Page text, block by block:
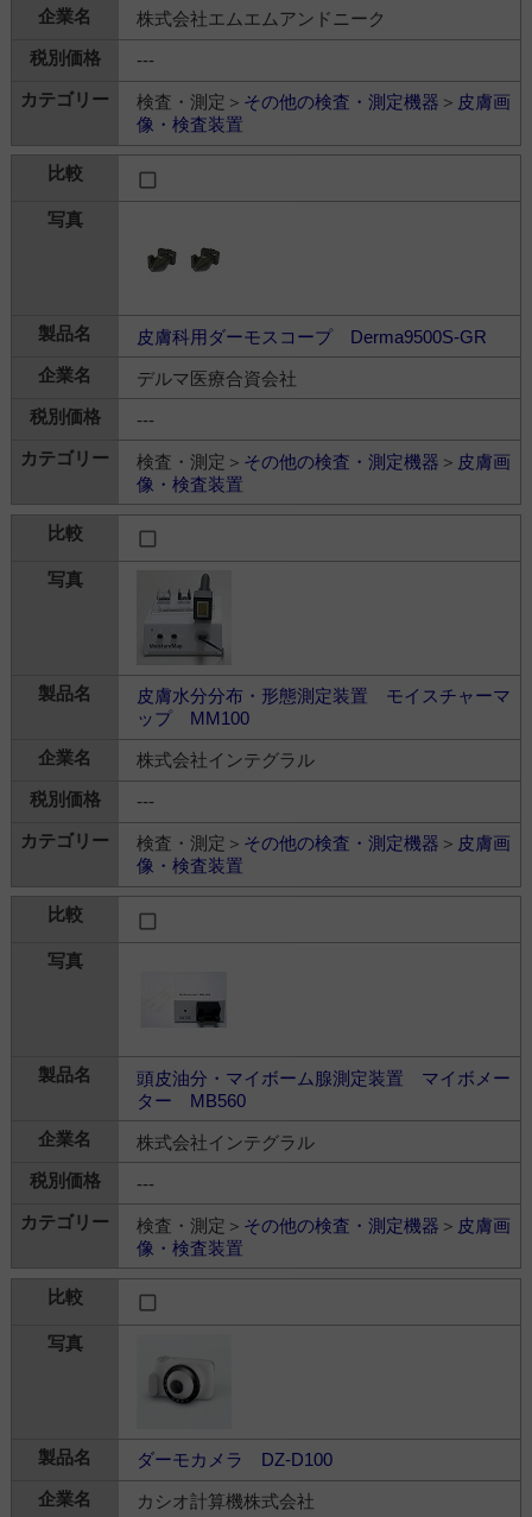
株式会社エムエムアンドニーク
---
検査・測定＞ その他の検査・測定機器 ＞ 皮膚画
像・検査装置
皮膚科用ダーモスコープ Derma9500S-GR
デルマ医療合資会社
---
検査・測定＞ その他の検査・測定機器 ＞ 皮膚画
像・検査装置
皮膚水分分布・形態測定装置 モイスチャーマ
ップ MM100
株式会社インテグラル
---
検査・測定＞ その他の検査・測定機器 ＞ 皮膚画
像・検査装置
頭皮油分・マイボーム腺測定装置 マイボメー
ター MB560
株式会社インテグラル
---
検査・測定＞ その他の検査・測定機器 ＞ 皮膚画
像・検査装置
ダーモカメラ DZ-D100
カシオ計算機株式会社